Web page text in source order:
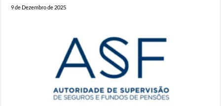
9 de Dezembro de 2025